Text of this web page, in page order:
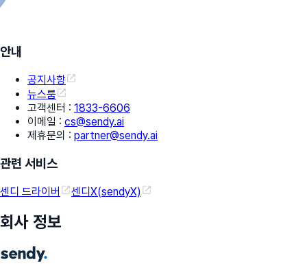
안내
공지사항
뉴스룸
고객센터 : 1833-6606
이메일 : cs@sendy.ai
제휴문의 : partner@sendy.ai
관련 서비스
센디 드라이버 센디X(sendyX)
회사 정보